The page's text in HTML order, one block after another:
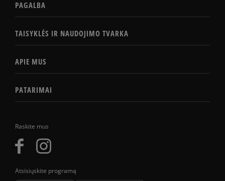
Raskite mus
Atsisiųskite programą
PAGALBA
TAISYKLĖS IR NAUDOJIMO TVARKA
APIE MUS
PATARIMAI